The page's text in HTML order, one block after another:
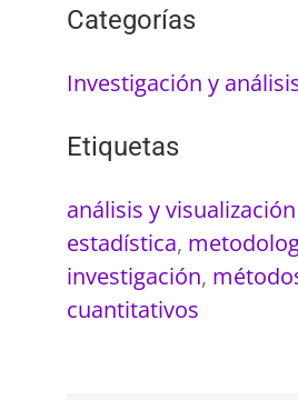
Categorías
Investigación y
Etiquetas
análisis y
estadística,
investigación,
cuantitativos